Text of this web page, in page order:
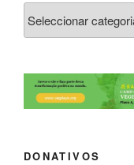
DONATIVOS